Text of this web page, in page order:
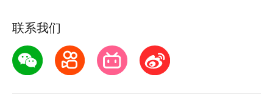
联系我们